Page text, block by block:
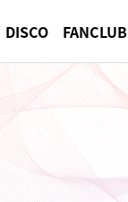
DISCO FANCLUB